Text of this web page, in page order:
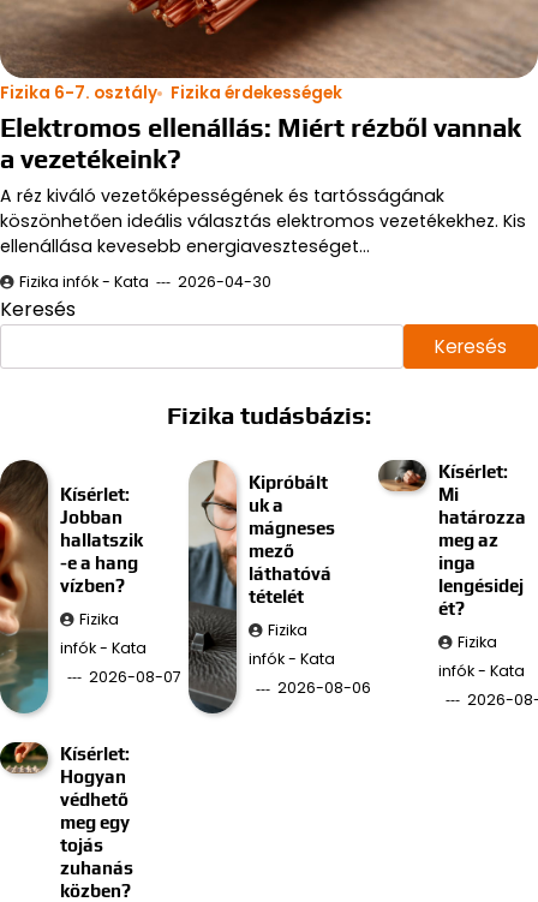
Fizika 6-7. osztály Fizika érdekességek
Elektromos ellenállás: Miért rézből vannak
a vezetékeink?
A réz kiváló vezetőképességének és tartósságának
köszönhetően ideális választás elektromos vezetékekhez. Kis
ellenállása kevesebb energiaveszteséget…
Fizika infók - Kata 2026-04-30
Keresés
Keresés
Fizika tudásbázis:
Kísérlet:
Jobban
hallatszik
-e a hang
vízben?
Fizika
infók - Kata
2026-08-07
Kipróbált
uk a
mágneses
mező
láthatóvá
tételét
Fizika
infók - Kata
2026-08-06
Kísérlet:
Mi
határozza
meg az
inga
lengésidej
ét?
Fizika
infók - Kata
2026-
Kísérlet:
Hogyan
védhető
meg egy
tojás
zuhanás
közben?